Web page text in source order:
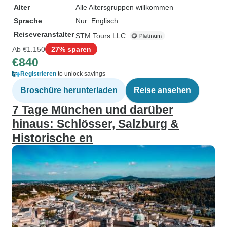
Alter
Alle Altersgruppen willkommen
Sprache
Nur: Englisch
ReiseveranstalterSTM Tours LLC
Ab €1.150 27% sparen
€840
Registrieren to unlock savings
Broschüre herunterladen Reise ansehen
7 Tage München und darüber
hinaus: Schlösser, Salzburg &
Historische en